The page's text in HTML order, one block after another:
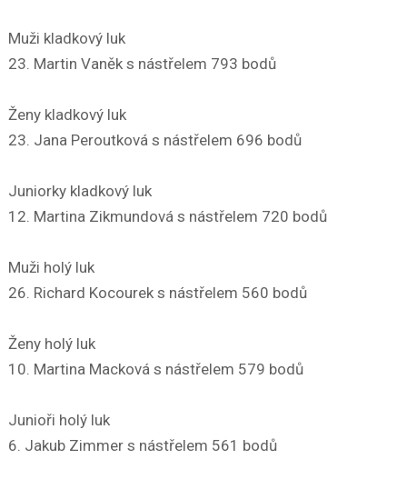
Muži kladkový luk
23. Martin Vaněk s nástřelem 793 bodů
Ženy kladkový luk
23. Jana Peroutková s nástřelem 696 bodů
Juniorky kladkový luk
12. Martina Zikmundová s nástřelem 720 bodů
Muži holý luk
26. Richard Kocourek s nástřelem 560 bodů
Ženy holý luk
10. Martina Macková s nástřelem 579 bodů
Junioři holý luk
6. Jakub Zimmer s nástřelem 561 bodů